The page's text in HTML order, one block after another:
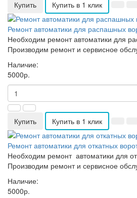
Купить Купить в 1 клик
Ремонт автоматики для распашных
Необходим ремонт автоматики для
Производим ремонт и сервисное
Наличие:
5000р.
Купить Купить в 1 клик
Ремонт автоматики для откатных
Необходим ремонт автоматики для
Производим ремонт и сервисное
Наличие:
5000р.